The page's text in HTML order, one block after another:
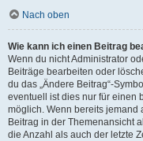
Nach oben
Wie kann ich einen Beitrag
Wenn du nicht Administrator
Beiträge bearbeiten oder
du das „Ändere Beitrag“-
eventuell ist dies nur für einen
möglich. Wenn bereits jemand
Beitrag in der Themenansicht
die Anzahl als auch der letzte